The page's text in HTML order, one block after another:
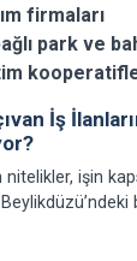
firmaları
park ve
İş
nitelikler, işin